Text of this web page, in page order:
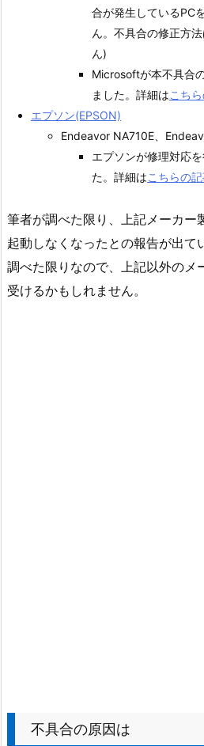
合が発生しているPC
ん。不具合の修正方
ん)
Microsoftが本不具合
ました。詳細はこち
エプソン(EPSON)
Endeavor NA710E、
エプソンが修理対応
た。詳細はこちらの
筆者が調べた限り、上記メーカ
起動しなくなったとの報告が出て
調べた限りなので、上記以外のメ
受けるかもしれません。
不具合の原因は